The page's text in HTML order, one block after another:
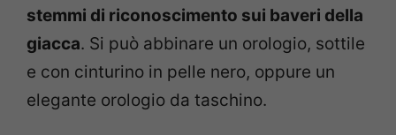
stemmi di riconoscimento sui baveri della
giacca. Si può abbinare un orologio, sottile
e con cinturino in pelle nero, oppure un
elegante orologio da taschino.